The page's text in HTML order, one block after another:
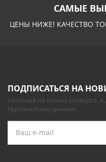
САМЫЕ
ЦЕНЫ НИЖЕ! КАЧЕСТВО
ПОДПИСАТЬСЯ НА
Нажимая на иконку конверта, я
персональных данных.